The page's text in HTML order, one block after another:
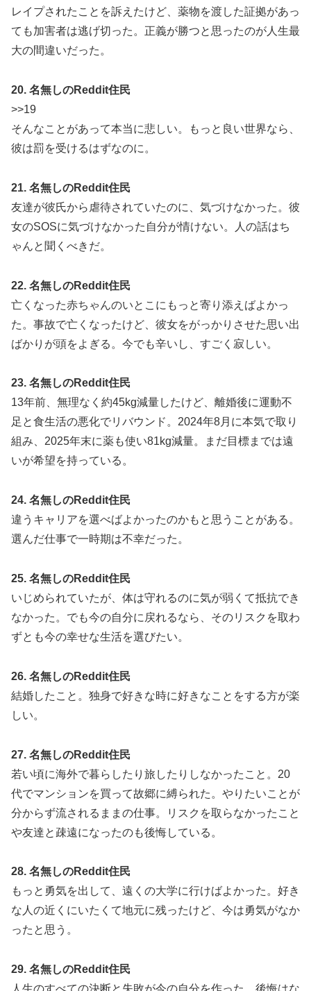
レイプされたことを訴えたけど、薬物を渡した証拠があっ
ても加害者は逃げ切った。正義が勝つと思ったのが人生最
大の間違いだった。
20. 名無しのReddit住民
>>19
そんなことがあって本当に悲しい。もっと良い世界なら、
彼は罰を受けるはずなのに。
21. 名無しのReddit住民
友達が彼氏から虐待されていたのに、気づけなかった。彼
女のSOSに気づけなかった自分が情けない。人の話はち
ゃんと聞くべきだ。
22. 名無しのReddit住民
亡くなった赤ちゃんのいとこにもっと寄り添えばよかっ
た。事故で亡くなったけど、彼女をがっかりさせた思い出
ばかりが頭をよぎる。今でも辛いし、すごく寂しい。
23. 名無しのReddit住民
13年前、無理なく約45kg減量したけど、離婚後に運動不
足と食生活の悪化でリバウンド。2024年8月に本気で取り
組み、2025年末に薬も使い81kg減量。まだ目標までは遠
いが希望を持っている。
24. 名無しのReddit住民
違うキャリアを選べばよかったのかもと思うことがある。
選んだ仕事で一時期は不幸だった。
25. 名無しのReddit住民
いじめられていたが、体は守れるのに気が弱くて抵抗でき
なかった。でも今の自分に戻れるなら、そのリスクを取わ
ずとも今の幸せな生活を選びたい。
26. 名無しのReddit住民
結婚したこと。独身で好きな時に好きなことをする方が楽
しい。
27. 名無しのReddit住民
若い頃に海外で暮らしたり旅したりしなかったこと。20
代でマンションを買って故郷に縛られた。やりたいことが
分からず流されるままの仕事。リスクを取らなかったこと
や友達と疎遠になったのも後悔している。
28. 名無しのReddit住民
もっと勇気を出して、遠くの大学に行けばよかった。好き
な人の近くにいたくて地元に残ったけど、今は勇気がなか
ったと思う。
29. 名無しのReddit住民